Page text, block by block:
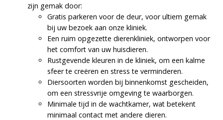
zijn gemak door:
Gratis parkeren voor de deur, voor ultiem gemak
bij uw bezoek aan onze kliniek.
Een ruim opgezette dierenkliniek, ontworpen voor
het comfort van uw huisdieren.
Rustgevende kleuren in de kliniek, om een kalme
sfeer te creëren en stress te verminderen.
Diersoorten worden bij binnenkomst gescheiden,
om een stressvrije omgeving te waarborgen.
Minimale tijd in de wachtkamer, wat betekent
minimaal contact met andere dieren.